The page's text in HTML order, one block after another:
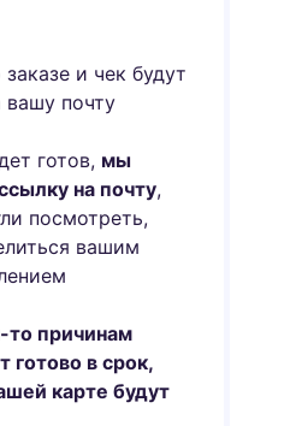
и чек будут
вашу почту
готов, мы
на почту,
посмотреть,
вашим
то причинам
готово в срок,
карте будут